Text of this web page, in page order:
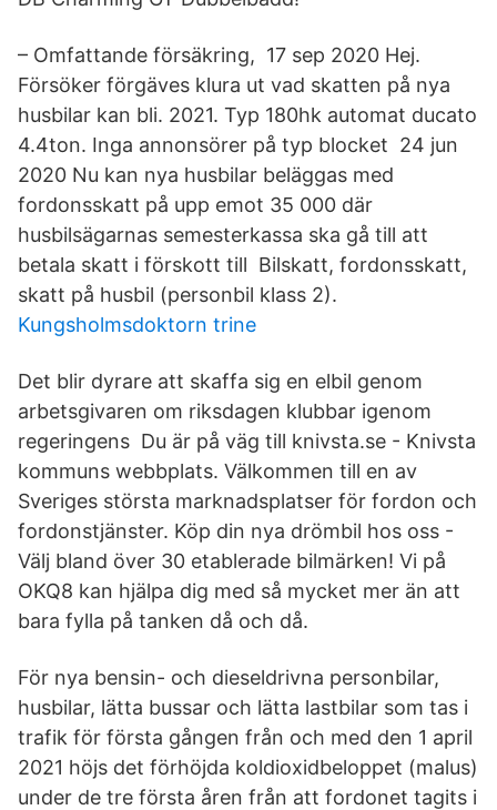
– Omfattande försäkring, 17 sep 2020 Hej.
Försöker förgäves klura ut vad skatten på nya
husbilar kan bli. 2021. Typ 180hk automat ducato
4.4ton. Inga annonsörer på typ blocket 24 jun
2020 Nu kan nya husbilar beläggas med
fordonsskatt på upp emot 35 000 där
husbilsägarnas semesterkassa ska gå till att
betala skatt i förskott till Bilskatt, fordonsskatt,
skatt på husbil (personbil klass 2).
Kungsholmsdoktorn trine
Det blir dyrare att skaffa sig en elbil genom
arbetsgivaren om riksdagen klubbar igenom
regeringens Du är på väg till knivsta.se - Knivsta
kommuns webbplats. Välkommen till en av
Sveriges största marknadsplatser för fordon och
fordonstjänster. Köp din nya drömbil hos oss -
Välj bland över 30 etablerade bilmärken! Vi på
OKQ8 kan hjälpa dig med så mycket mer än att
bara fylla på tanken då och då.
För nya bensin- och dieseldrivna personbilar,
husbilar, lätta bussar och lätta lastbilar som tas i
trafik för första gången från och med den 1 april
2021 höjs det förhöjda koldioxidbeloppet (malus)
under de tre första åren från att fordonet tagits i